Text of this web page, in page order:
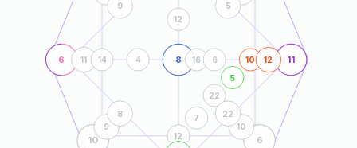
6 11
8
10 6
12
7
22
5
10
11 12
14 16 6
4
12
9 5
9
8
10
22